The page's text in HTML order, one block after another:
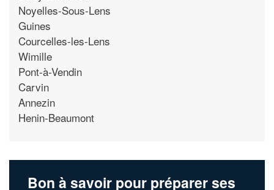
Noyelles-Sous-Lens
Guines
Courcelles-les-Lens
Wimille
Pont-à-Vendin
Carvin
Annezin
Henin-Beaumont
Bon à savoir pour préparer ses